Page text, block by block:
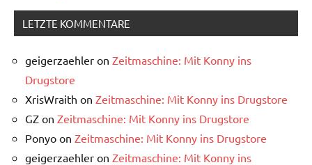
LETZTE KOMMENTARE
geigerzaehler on Zeitmaschine: Mit Konny ins
Drugstore
XrisWraith on Zeitmaschine: Mit Konny ins Drugstore
GZ on Zeitmaschine: Mit Konny ins Drugstore
Ponyo on Zeitmaschine: Mit Konny ins Drugstore
geigerzaehler on Zeitmaschine: Mit Konny ins